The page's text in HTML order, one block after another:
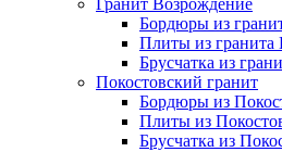
Гранит Возрождение
Бордюры из
Плиты из гранита
Брусчатка из
Покостовский гранит
Бордюры из
Плиты из
Брусчатка из